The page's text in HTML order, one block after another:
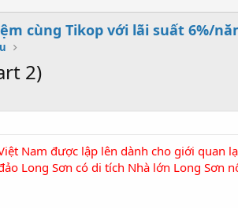
cùng Tikop với lãi suất 6%/
2)
Nam được lập lên dành cho giới quan
Long Sơn có di tích Nhà lớn Long Sơn